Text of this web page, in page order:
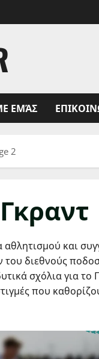
ΕΜΆΣ
2
και
διεθνούς
σχόλια για
που